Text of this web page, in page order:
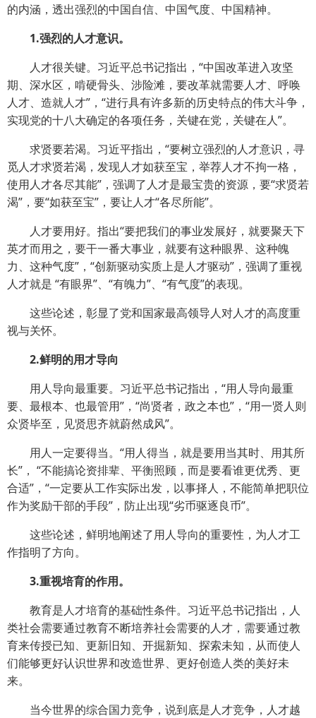
的内涵，透出强烈的中国自信、中国气度、中国精神。
1.强烈的人才意识。
人才很关键。习近平总书记指出，“中国改革进入攻坚
期、深水区，啃硬骨头、涉险滩，要改革就需要人才、呼唤
人才、造就人才”，“进行具有许多新的历史特点的伟大斗争，
实现党的十八大确定的各项任务，关键在党，关键在人”。
求贤要若渴。习近平指出，“要树立强烈的人才意识，寻
觅人才求贤若渴，发现人才如获至宝，举荐人才不拘一格，
使用人才各尽其能”，强调了人才是最宝贵的资源，要“求贤若
渴”，要“如获至宝”，要让人才“各尽所能”。
人才要用好。指出“要把我们的事业发展好，就要聚天下
英才而用之，要干一番大事业，就要有这种眼界、这种魄
力、这种气度”，“创新驱动实质上是人才驱动”，强调了重视
人才就是 “有眼界”、“有魄力”、“有气度”的表现。
这些论述，彰显了党和国家最高领导人对人才的高度重
视与关怀。
2.鲜明的用才导向
用人导向最重要。习近平总书记指出，“用人导向最重
要、最根本、也最管用”，“尚贤者，政之本也”，“用一贤人则
众贤毕至，见贤思齐就蔚然成风”。
用人一定要得当。“用人得当，就是要用当其时、用其所
长”， “不能搞论资排辈、平衡照顾，而是要看谁更优秀、更
合适”，“一定要从工作实际出发，以事择人，不能简单把职位
作为奖励干部的手段”，防止出现“劣币驱逐良币”。
这些论述，鲜明地阐述了用人导向的重要性，为人才工
作指明了方向。
3.重视培育的作用。
教育是人才培育的基础性条件。习近平总书记指出，人
类社会需要通过教育不断培养社会需要的人才，需要通过教
育来传授已知、更新旧知、开掘新知、探索未知，从而使人
们能够更好认识世界和改造世界、更好创造人类的美好未
来。
当今世界的综合国力竞争，说到底是人才竞争，人才越